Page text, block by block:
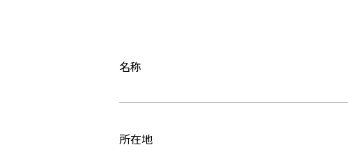
名称
所在地